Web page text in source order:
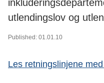
utlendingslov og
Published: 01.01.10
Les retningslinjene